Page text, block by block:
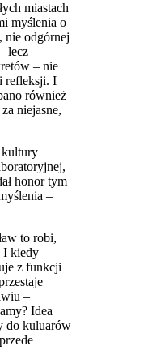
miastach
myślenia o
nie odgórnej
lecz
– nie
refleksji. I
również
niejasne,
honor tym
–
to robi,
I kiedy
z funkcji
–
Idea
do kuluarów